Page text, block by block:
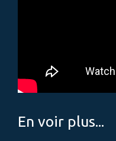
En voir plus...